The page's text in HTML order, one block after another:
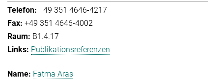
+49 351 4646-4217
+49 351 4646-4002
B1.4.17
Publikationsreferenzen
Fatma Aras